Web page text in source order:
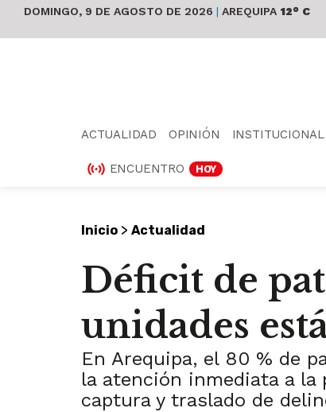
DOMINGO, 9 DE AGOSTO DE 2026 | AREQUIPA 12° C
ACTUALIDAD OPINIÓN INSTITUCIONAL
ENCUENTRO HOY
Inicio > Actualidad
Déficit de
unidades
En Arequipa, el 80 % de
la atención inmediata a la
captura y traslado de